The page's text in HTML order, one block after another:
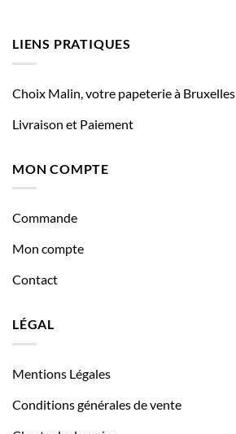
LIENS PRATIQUES
Choix Malin, votre papeterie à Bruxelles
Livraison et Paiement
MON COMPTE
Commande
Mon compte
Contact
LÉGAL
Mentions Légales
Conditions générales de vente